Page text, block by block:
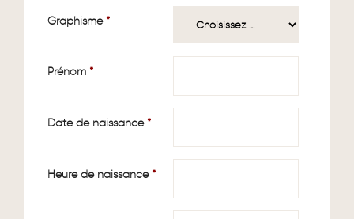
Graphisme *
Prénom *
Date de naissance *
Heure de naissance *